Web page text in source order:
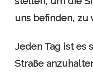
uns befinden, zu
Jeden Tag ist es
Straße